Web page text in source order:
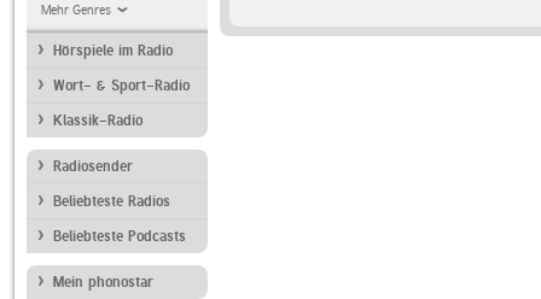
Mehr Genres
Hörspiele im Radio
Wort- & Sport-Radio
Klassik-Radio
Radiosender
Beliebteste Radios
Beliebteste Podcasts
Mein phonostar